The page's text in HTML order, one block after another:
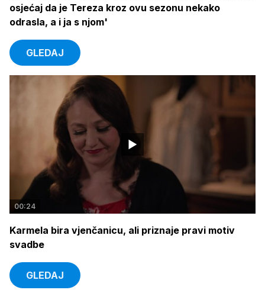
osjećaj da je Tereza kroz ovu sezonu nekako
odrasla, a i ja s njom'
GLEDAJ
00:24
Karmela bira vjenčanicu, ali priznaje pravi motiv
svadbe
GLEDAJ